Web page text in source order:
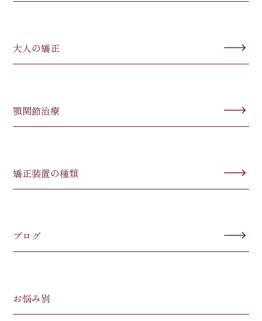
大人の矯正
顎関節治療
矯正装置の種類
ブログ
お悩み別